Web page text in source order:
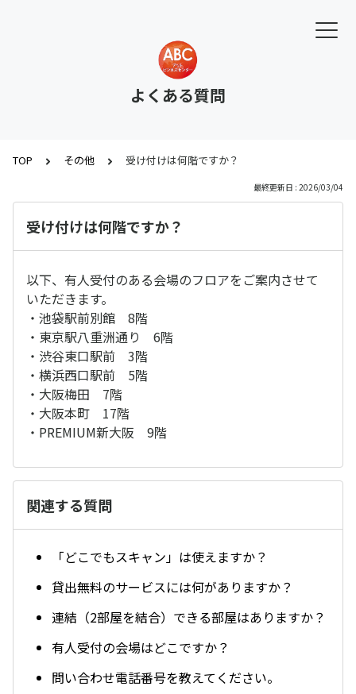
よくある質問
TOP その他 受け付けは何階ですか？
最終更新日 : 2026/03/04
受け付けは何階ですか？
以下、有人受付のある会場のフロアをご案内させて
いただきます。
・池袋駅前別館 8階
・東京駅八重洲通り 6階
・渋谷東口駅前 3階
・横浜西口駅前 5階
・大阪梅田 7階
・大阪本町 17階
・PREMIUM新大阪 9階
関連する質問
「どこでもスキャン」は使えますか？
貸出無料のサービスには何がありますか？
連結（2部屋を結合）できる部屋はありますか？
有人受付の会場はどこですか？
問い合わせ電話番号を教えてください。